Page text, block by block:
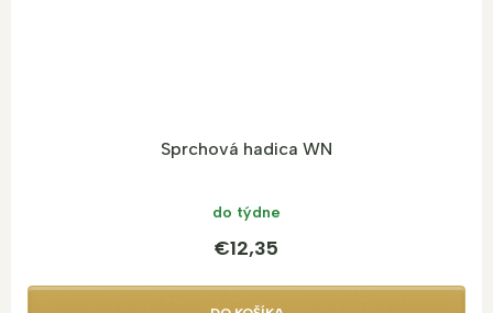
Sprchová hadica WN
do týdne
€12,35